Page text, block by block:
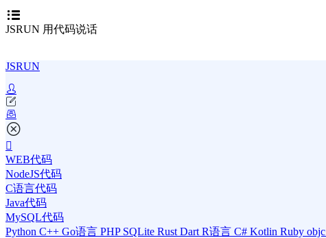
JSRUN 用代码说话
JSRUN
WEB代码
NodeJS代码
C语言代码
Java代码
MySQL代码
Python C++ Go语言 PHP SQLite Rust Dart R语言 C# Kotlin Ruby objc